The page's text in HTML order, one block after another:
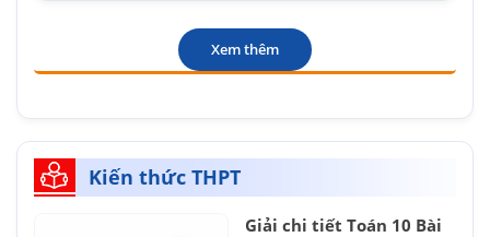
Xem thêm
Kiến thức THPT
Giải chi tiết Toán 10 Bài